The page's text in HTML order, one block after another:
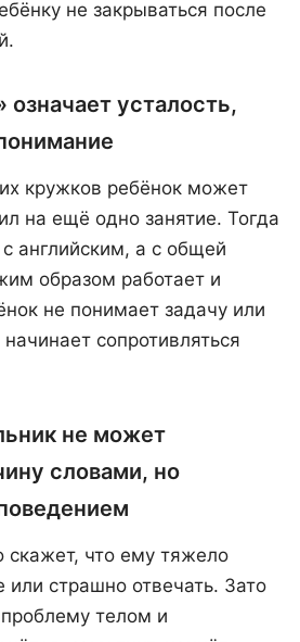
не закрываться после
означает усталость,
кружков ребёнок может
на ещё одно занятие. Тогда
с английским, а с общей
образом работает и
не понимает задачу или
сопротивляться
не может
словами, но
скажет, что ему тяжело
страшно отвечать. Зато
телом и